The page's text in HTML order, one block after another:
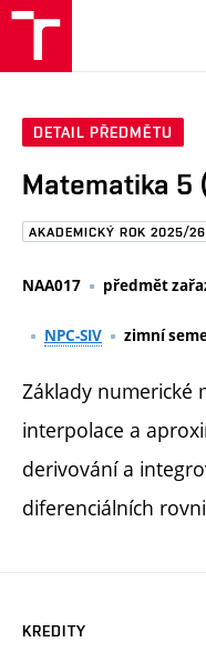
Brno
DETAIL PŘEDMĚTU
Matematika 5
AKADEMICKÝ ROK 2025/26
NAA017 předmět
NPC-SIV zimní
Základy numerické
interpolace a
derivování a
diferenciálních
KREDITY